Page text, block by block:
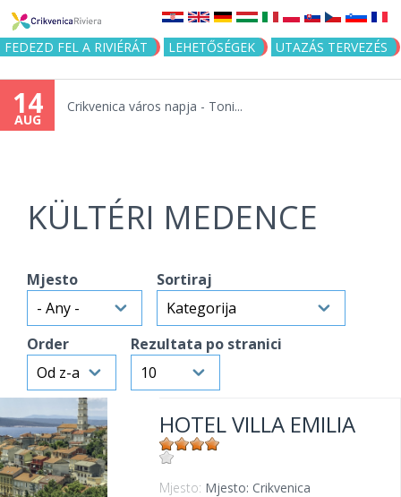
Jump to navigation
FEDEZD FEL A RIVIÉRÁT LEHETŐSÉGEK UTAZÁS TERVEZÉS
14
AUG
Crikvenica város napja - Toni...
KÜLTÉRI MEDENCE
Mjesto Sortiraj
Order Rezultata po stranici
HOTEL VILLA EMILIA
Mjesto: Mjesto: Crikvenica